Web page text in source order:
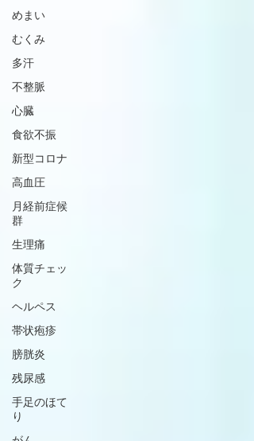
めまい
むくみ
多汗
不整脈
心臓
食欲不振
新型コロナ
高血圧
月経前症候
群
生理痛
体質チェッ
ク
ヘルペス
帯状疱疹
膀胱炎
残尿感
手足のほて
り